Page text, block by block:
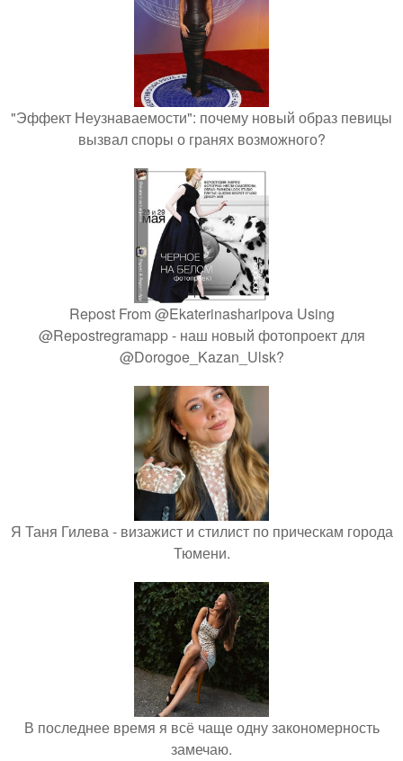
"Эффект Неузнаваемости": почему новый образ певицы
вызвал споры о гранях возможного?
Repost From @Ekaterinasharipova Using
@Repostregramapp - наш новый фотопроект для
@Dorogoe_Kazan_Ulsk?
Я Таня Гилева - визажист и стилист по прическам города
Тюмени.
В последнее время я всё чаще одну закономерность
замечаю.